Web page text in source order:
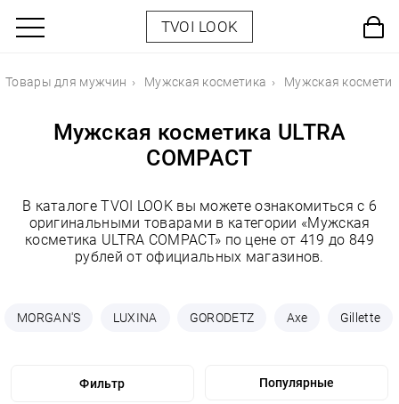
TVOI LOOK
Товары для мужчин Мужская косметика Мужская
Мужская косметика ULTRA
COMPACT
В каталоге TVOI LOOK вы можете ознакомиться с 6
оригинальными товарами в категории «Мужская
косметика ULTRA COMPACT» по цене от 419 до 849
рублей от официальных магазинов.
MORGAN'S LUXINA GORODETZ Axe Gillette
Фильтр